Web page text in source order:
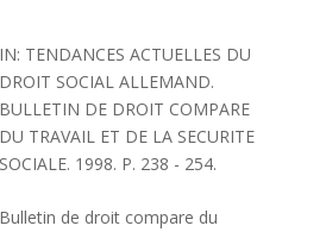
IN: TENDANCES ACTUELLES DU
DROIT SOCIAL ALLEMAND.
BULLETIN DE DROIT COMPARE
DU TRAVAIL ET DE LA SECURITE
SOCIALE. 1998. P. 238 - 254.
Bulletin de droit compare du